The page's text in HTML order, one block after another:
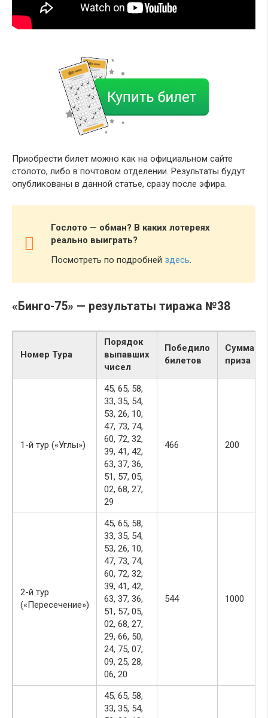
Приобрести билет можно как на официальном сайте
столото, либо в почтовом отделении. Результаты будут
опубликованы в данной статье, сразу после эфира.
Гослото — обман? В каких лотереях
реально выиграть?
Посмотреть по подробней здесь.
«Бинго-75» — результаты тиража №38
Номер Тура
Порядок
выпавших
чисел
Победило
билетов
Сумма
приза
1-й тур («Углы»)
45, 65, 58,
33, 35, 54,
53, 26, 10,
47, 73, 74,
60, 72, 32,
39, 41, 42,
63, 37, 36,
51, 57, 05,
02, 68, 27,
29
466 200
2-й тур
(«Пересечение»)
45, 65, 58,
33, 35, 54,
53, 26, 10,
47, 73, 74,
60, 72, 32,
39, 41, 42,
63, 37, 36,
51, 57, 05,
02, 68, 27,
29, 66, 50,
24, 75, 07,
09, 25, 28,
06, 20
544 1000
45, 65, 58,
33, 35, 54,